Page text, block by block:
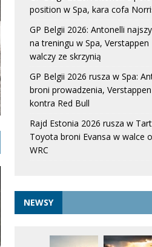
position w Spa, kara cofa
GP Belgii 2026: Antonelli
na treningu w Spa, Verstappen
walczy ze skrzynią
GP Belgii 2026 rusza w Spa:
broni prowadzenia, Verstappen
kontra Red Bull
Rajd Estonia 2026 rusza w
Toyota broni Evansa w walce
WRC
NEWSY